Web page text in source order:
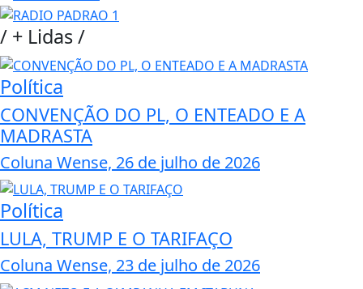
/ + Lidas/
Política
CONVENÇÃO DO PL, O ENTEADO E A
MADRASTA
Coluna Wense, 26 de julho de 2026
Política
LULA, TRUMP E O TARIFAÇO
Coluna Wense, 23 de julho de 2026